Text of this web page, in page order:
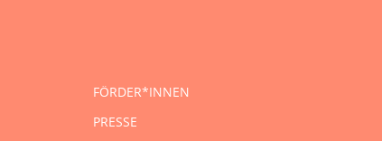
FÖRDER*INNEN
PRESSE